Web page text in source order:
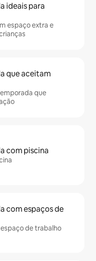
ideais para
espaço extra e
que aceitam
que
com piscina
com espaços de
de trabalho